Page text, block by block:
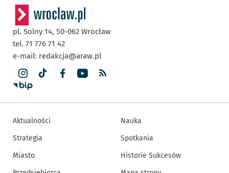
pl. Solny 14, 50-062 Wrocław
tel. 71 776 71 42
e-mail: redakcja@araw.pl
Aktualności
Strategia
Miasto
Nauka
Spotkania
Historie Sukcesów